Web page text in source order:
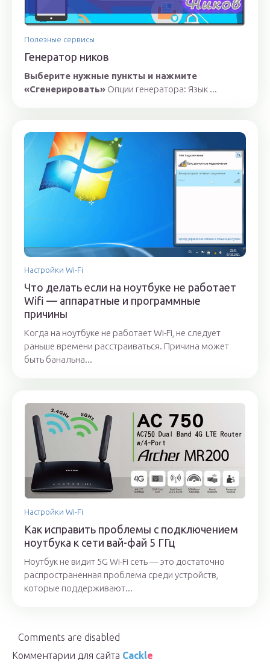
Полезные сервисы
Генератор ников
Выберите нужные пункты и нажмите
«Сгенерировать» Опции генератора: Язык ...
Настройки Wi-Fi
Что делать если на ноутбуке не работает
Wifi — аппаратные и программные
причины
Когда на ноутбуке не работает Wi-Fi, не следует
раньше времени расстраиваться. Причина может
быть банальна...
Настройки Wi-Fi
Как исправить проблемы с подключением
ноутбука к сети вай-фай 5 ГГц
Ноутбук не видит 5G Wi-Fi сеть — это достаточно
распространенная проблема среди устройств,
которые поддерживают...
Comments are disabled
Комментарии для сайта Cackle